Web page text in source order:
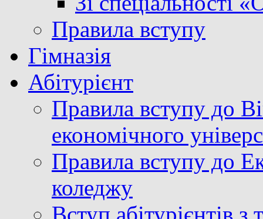
Правила вступу
Гімназія
Абітурієнт
Правила вступу до
економічного
Правила вступу до
коледжу
Вступ абітурієнтів